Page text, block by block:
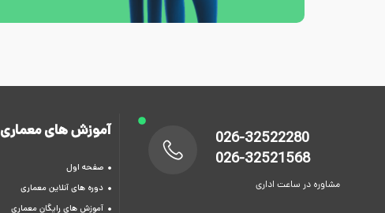
026-32522280
026-32521568
مشاوره در ساعت اداری
آموزش های معماری
صفحه اول
دوره های آنلاین معماری
آموزش های رایگان معماری